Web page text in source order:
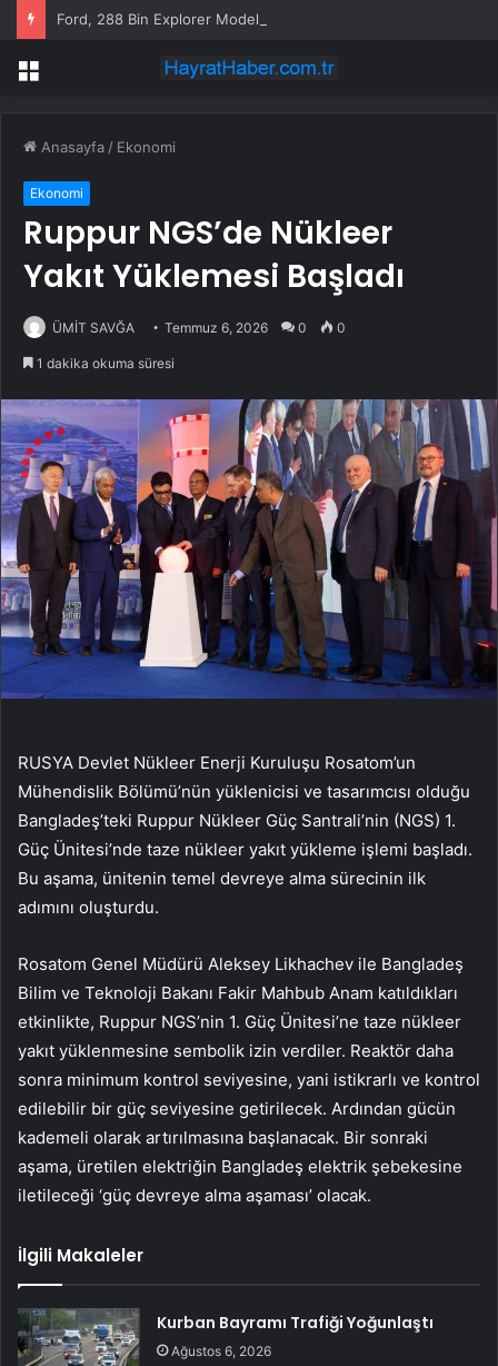
Menü
Anasayfa / Ekonomi
Ekonomi
Ruppur NGS’de Nükleer
Yakıt Yüklemesi Başladı
ÜMİT SAVĞA Temmuz 6, 2026 0 0
1 dakika okuma süresi
RUSYA Devlet Nükleer Enerji Kuruluşu Rosatom’un
Mühendislik Bölümü’nün yüklenicisi ve tasarımcısı olduğu
Bangladeş’teki Ruppur Nükleer Güç Santrali’nin (NGS) 1.
Güç Ünitesi’nde taze nükleer yakıt yükleme işlemi başladı.
Bu aşama, ünitenin temel devreye alma sürecinin ilk
adımını oluşturdu.
Rosatom Genel Müdürü Aleksey Likhachev ile Bangladeş
Bilim ve Teknoloji Bakanı Fakir Mahbub Anam katıldıkları
etkinlikte, Ruppur NGS’nin 1. Güç Ünitesi’ne taze nükleer
yakıt yüklenmesine sembolik izin verdiler. Reaktör daha
sonra minimum kontrol seviyesine, yani istikrarlı ve kontrol
edilebilir bir güç seviyesine getirilecek. Ardından gücün
kademeli olarak artırılmasına başlanacak. Bir sonraki
aşama, üretilen elektriğin Bangladeş elektrik şebekesine
iletileceği ‘güç devreye alma aşaması’ olacak.
İlgili Makaleler
Kurban Bayramı Trafiği Yoğunlaştı
Ağustos 6, 2026